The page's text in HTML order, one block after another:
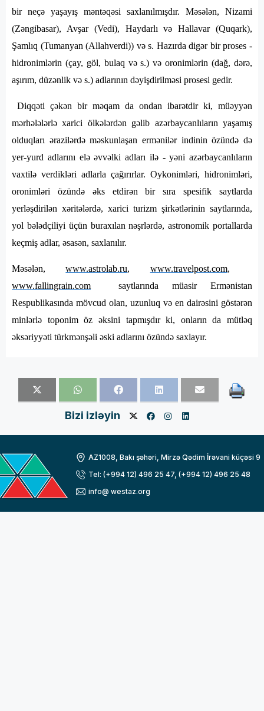
bir neçə yaşayış məntəqəsi saxlanılmışdır. Məsələn, Nizami
(Zəngibasar), Avşar (Vedi), Haydarlı və Hallavar (Quqark),
Şamlıq (Tumanyan (Allahverdi)) və s. Hazırda digər bir proses -
hidronimlərin (çay, göl, bulaq və s.) və oronimlərin (dağ, dərə,
aşırım, düzənlik və s.) adlarının dəyişdirilməsi prosesi gedir.
Diqqəti çəkən bir məqam da ondan ibarətdir ki, müəyyən
mərhələlərlə xarici ölkələrdən gəlib azərbaycanlıların yaşamış
olduqları ərazilərdə məskunlaşan ermənilər indinin özündə də
yer-yurd adlarını elə əvvəlki adları ilə - yəni azərbaycanlıların
vaxtilə verdikləri adlarla çağırırlar. Oykonimləri, hidronimləri,
oronimləri özündə əks etdirən bir sıra spesifik saytlarda
yerləşdirilən xəritələrdə, xarici turizm şirkətlərinin saytlarında,
yol bələdçiliyi üçün buraxılan nəşrlərdə, astronomik portallarda
keçmiş adlar, əsasən, saxlanılır.
Məsələn,www.astrolab.ru, www.travelpost.com,
www.fallingrain.com saytlarında müasir Ermənistan
Respublikasında mövcud olan, uzunluq və en dairəsini göstərən
minlərlə toponim öz əksini tapmışdır ki, onların da mütləq
əksəriyyəti türkmənşəli əski adlarını özündə saxlayır.
Bizi izləyin
AZ1008, Bakı şəhəri, Mirzə Qədim İrəvani küçəsi 9
Tel: (+994 12) 496 25 47, (+994 12) 496 25 48
info@ westaz.org